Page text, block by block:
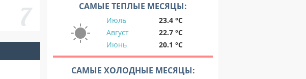
САМЫЕ ТЕПЛЫЕ МЕСЯЦЫ:
Июль
23.4 °C
Август
22.7 °C
Июнь
20.1 °C
САМЫЕ ХОЛОДНЫЕ МЕСЯЦЫ: